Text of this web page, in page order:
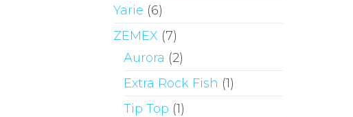
Yarie (6)
ZEMEX (7)
Aurora (2)
Extra Rock Fish (1)
Tip Top (1)